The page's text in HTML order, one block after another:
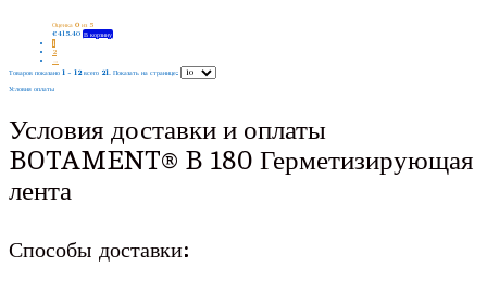
Оценка 0 из 5
€415.40 В корзину
1
2
→
Товаров показано 1 - 12всего 21. Показать на странице:
Условия оплаты
Условия доставки и оплаты
BOTAMENT® B 180 Герметизирующая
лента
Способы доставки: